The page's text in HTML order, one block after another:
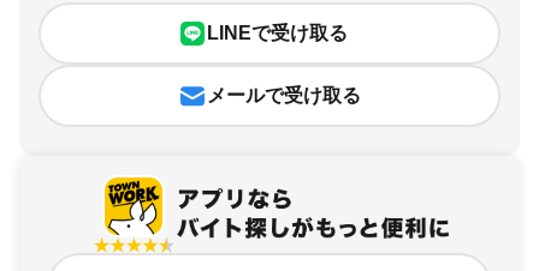
LINEで受け取る
メールで受け取る